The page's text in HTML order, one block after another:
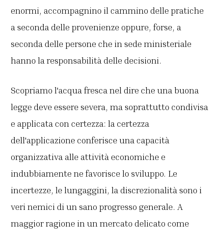
enormi, accompagnino il cammino delle pratiche
a seconda delle provenienze oppure, forse, a
seconda delle persone che in sede ministeriale
hanno la responsabilità delle decisioni.
Scopriamo l'acqua fresca nel dire che una buona
legge deve essere severa, ma soprattutto condivisa
e applicata con certezza: la certezza
dell'applicazione conferisce una capacità
organizzativa alle attività economiche e
indubbiamente ne favorisce lo sviluppo. Le
incertezze, le lungaggini, la discrezionalità sono i
veri nemici di un sano progresso generale. A
maggior ragione in un mercato delicato come